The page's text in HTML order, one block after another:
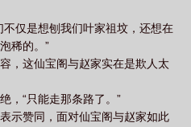
不仅是想刨我们叶家祖坟，还想在
稀的。”
，这仙宝阁与赵家实在是欺人太
，“只能走那条路了。”
示赞同，面对仙宝阁与赵家如此